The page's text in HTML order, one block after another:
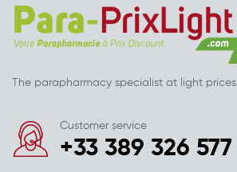
The parapharmacy specialist at light prices
Customer service
+33 389 326 577